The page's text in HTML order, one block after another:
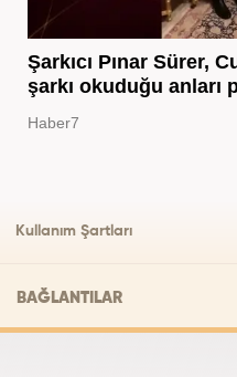
Şarkıcı Pınar Sürer,
şarkı okuduğu anları
Haber7
Kullanım Şartları
BAĞLANTILAR